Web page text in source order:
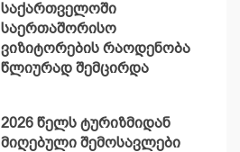
საქართველოში
საერთაშორისო
ვიზიტორების რაოდენობა
წლიურად შემცირდა
2026 წელს ტურიზმიდან
მიღებული შემოსავლები